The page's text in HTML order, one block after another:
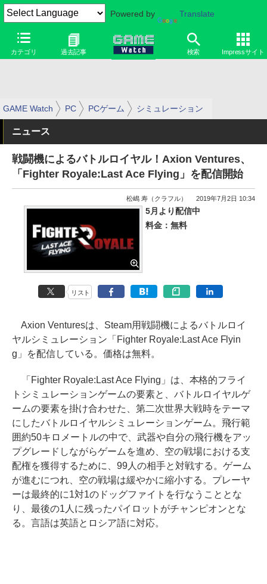
Powered by Translate
カテゴリ 過去記事 検索 Impressサイト
GAME Watch PC PCゲーム シミュレーション
ニュース
戦闘機によるバトルロイヤル！Axion Ventures、
「Fighter Royale:Last Ace Flying」を配信開始
松嶋 寿（クラフル） 2019年7月2日 10:34
5月より配信中
料金：無料
リスト
Axion Venturesは、Steam用戦闘機によるバトルロイ
ヤルシミュレーション「Fighter Royale:Last Ace Flyin
g」を配信している。価格は無料。
「Fighter Royale:Last Ace Flying」は、本格的フライ
トシミュレーションゲームの要素と、バトルロイヤルゲ
ームの要素を掛け合わせた、第二次世界大戦時をテーマ
にしたバトルロイヤルシミュレーションゲーム。飛行範
囲約50キロメートルの中で、武器や自分の飛行機をアッ
プグレードしながらゲームを進め、空の戦場における支
配権を獲得するために、99人の相手と対戦する。ゲーム
が進むにつれ、空の戦場は緩やかに縮小する。プレーヤ
ーは最終的に1対1のドッグファイトを行なうこととな
り、最後の1人に残ったパイロットがチャンピオンとな
る。言語は英語とロシア語に対応。